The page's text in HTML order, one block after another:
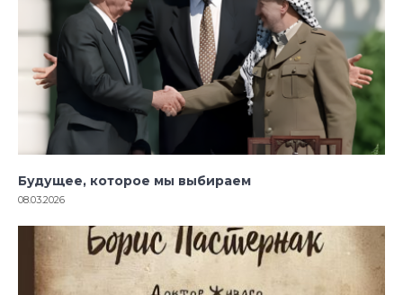
Будущее, которое мы выбираем
08.03.2026